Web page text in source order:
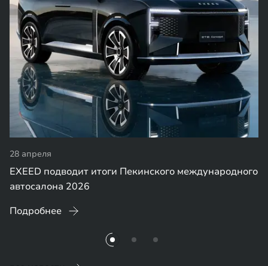
28 апреля
EXEED подводит итоги Пекинского международного
автосалона 2026
Подробнее